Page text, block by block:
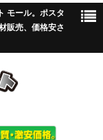
モール。ポスタ
販売、価格安さ